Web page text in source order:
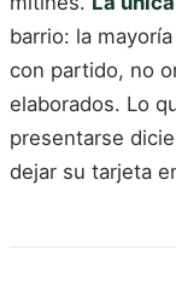
barrio: la
con partido, no
elaborados. Lo
presentarse
dejar su tarjeta